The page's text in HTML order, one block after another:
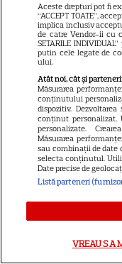
14
Aceste drepturi pot fi
“ACCEPT TOATE”,
implica inclusiv
de catre Vendor-ii cu
SETARILE
putin cele legate de
ului.
Atât noi, cât și
Măsurarea
conținutului
dispozitiv.
conținut personalizat.
personalizate.
Măsurarea
sau combinații de date
selecta conținutul.
Date precise de
Listă parteneri
VREAU SA